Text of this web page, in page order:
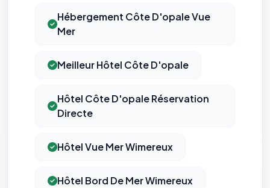
Hébergement Côte D'opale Vue
Mer
Meilleur Hôtel Côte D'opale
Hôtel Côte D'opale Réservation
Directe
Hôtel Vue Mer Wimereux
Hôtel Bord De Mer Wimereux